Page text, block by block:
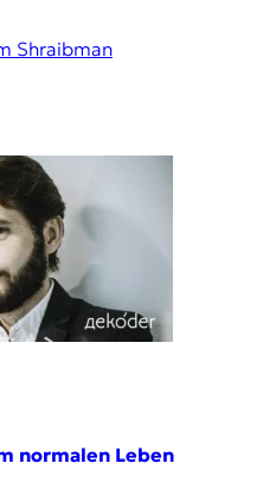
Shraibman
normalen Leben